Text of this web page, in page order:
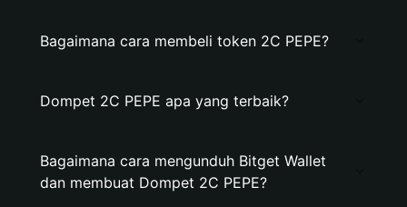
Bagaimana cara membeli token 2C PEPE?
Dompet 2C PEPE apa yang terbaik?
Bagaimana cara mengunduh Bitget Wallet
dan membuat Dompet 2C PEPE?